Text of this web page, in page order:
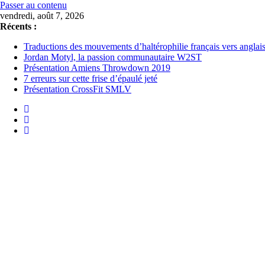
Passer au contenu
vendredi, août 7, 2026
Récents :
Traductions des mouvements d’haltérophilie français vers anglais
Jordan Motyl, la passion communautaire W2ST
Présentation Amiens Throwdown 2019
7 erreurs sur cette frise d’épaulé jeté
Présentation CrossFit SMLV